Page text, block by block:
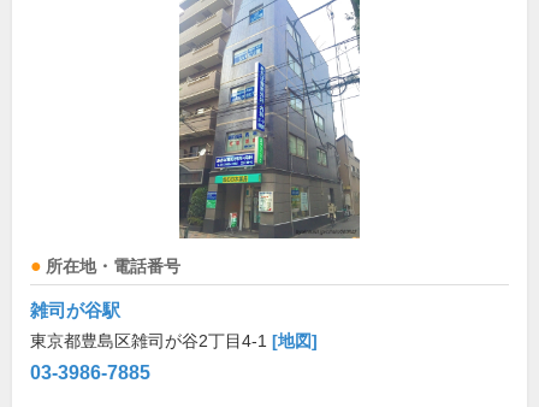
所在地・電話番号
雑司が谷駅
東京都豊島区雑司が谷2丁目4-1 [地図]
03-3986-7885